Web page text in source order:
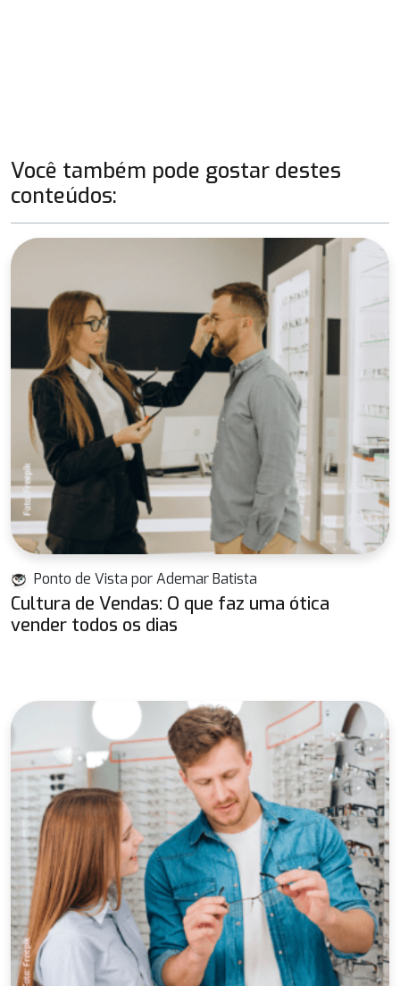
Você também pode gostar destes
conteúdos:
Ponto de Vista por Ademar Batista
Cultura de Vendas: O que faz uma ótica
vender todos os dias